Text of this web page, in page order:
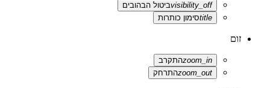
visibility_offביטול הבהובים
titleסימון כותרות
זום
zoom_inהתקרב
zoom_outהתרחק